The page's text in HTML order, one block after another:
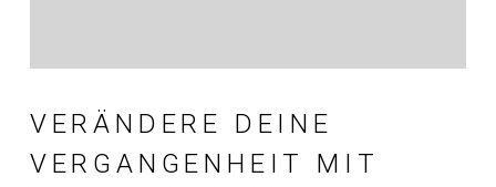
VERÄNDERE DEINE
VERGANGENHEIT MIT